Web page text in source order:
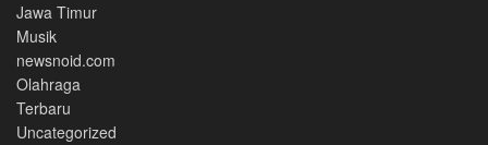
Jawa Timur
Musik
newsnoid.com
Olahraga
Terbaru
Uncategorized